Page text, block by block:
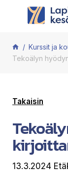
Siirry sisältöön
Kurssit ja
Tekoälyn
Takaisin
13.3.2024